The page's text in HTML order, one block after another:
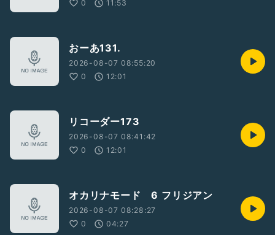
0
11:53
おーあ131.
2026-08-07 08:55:20
0
12:01
リコーダー173
2026-08-07 08:41:42
0
12:01
オカリナモード 6 フリジアン
2026-08-07 08:28:27
0
04:27